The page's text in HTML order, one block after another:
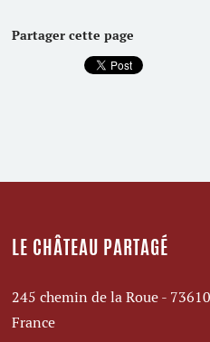
Partager cette page
LE CHÂTEAU PARTAGÉ
245 chemin de la Roue -
France